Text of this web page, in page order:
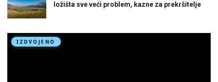
ložišta sve veći problem, kazne za prekršitelje